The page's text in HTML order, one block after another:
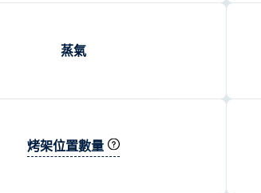
蒸氣
烤架位置數量